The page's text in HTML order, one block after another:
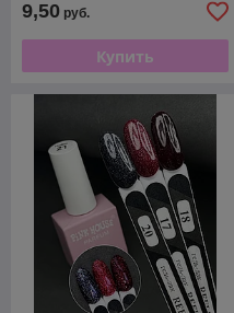
9,50 руб.
Купить